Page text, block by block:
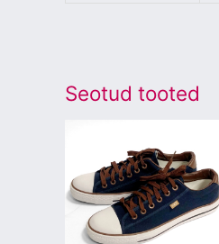
Seotud tooted
tootel
on
mitu
varianti.